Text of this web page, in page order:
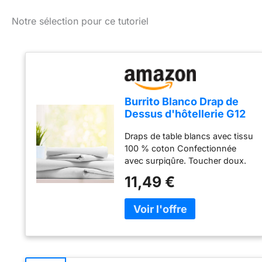
Notre sélection pour ce tutoriel
Burrito Blanco Drap de
Dessus d'hôtellerie G12
Simple de 160x 275 cm |
Drap Plat 90 Blanc
Draps de table blancs avec tissu
100 % coton Confectionnée
avec surpiqûre. Toucher doux.
blanc Pour lits de 90 cm à
180/200 cm Draps de table
d'hôtellerie de la marque Burrito
Blanco Composition : 100 %
coton
11,49 €